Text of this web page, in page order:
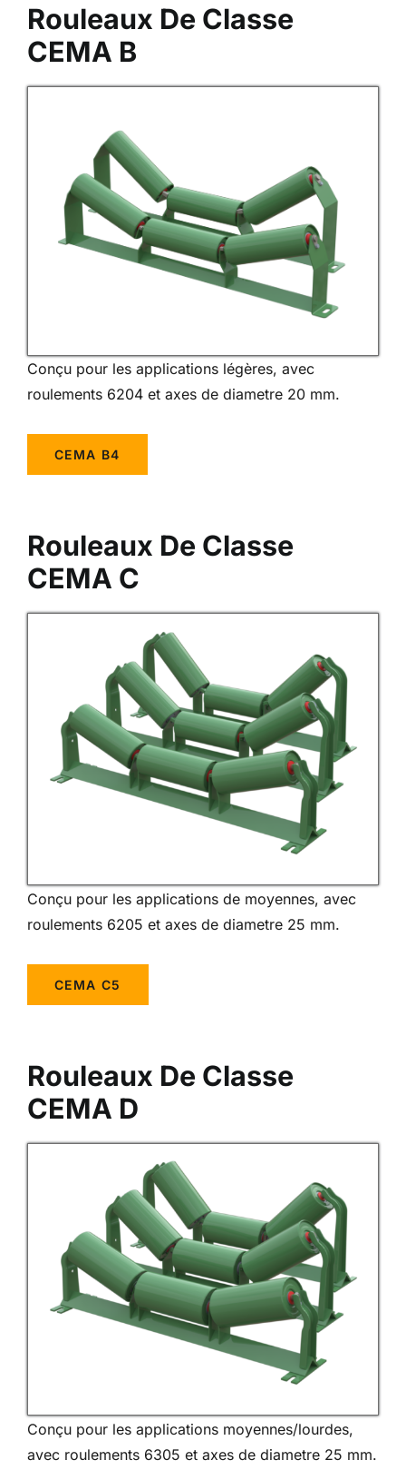
Rouleaux De Classe
CEMA B
Conçu pour les applications légères, avec
roulements 6204 et axes de diametre 20 mm.
CEMA B4
Rouleaux De Classe
CEMA C
Conçu pour les applications de moyennes, avec
roulements 6205 et axes de diametre 25 mm.
CEMA C5
Rouleaux De Classe
CEMA D
Conçu pour les applications moyennes/lourdes,
avec roulements 6305 et axes de diametre 25 mm.